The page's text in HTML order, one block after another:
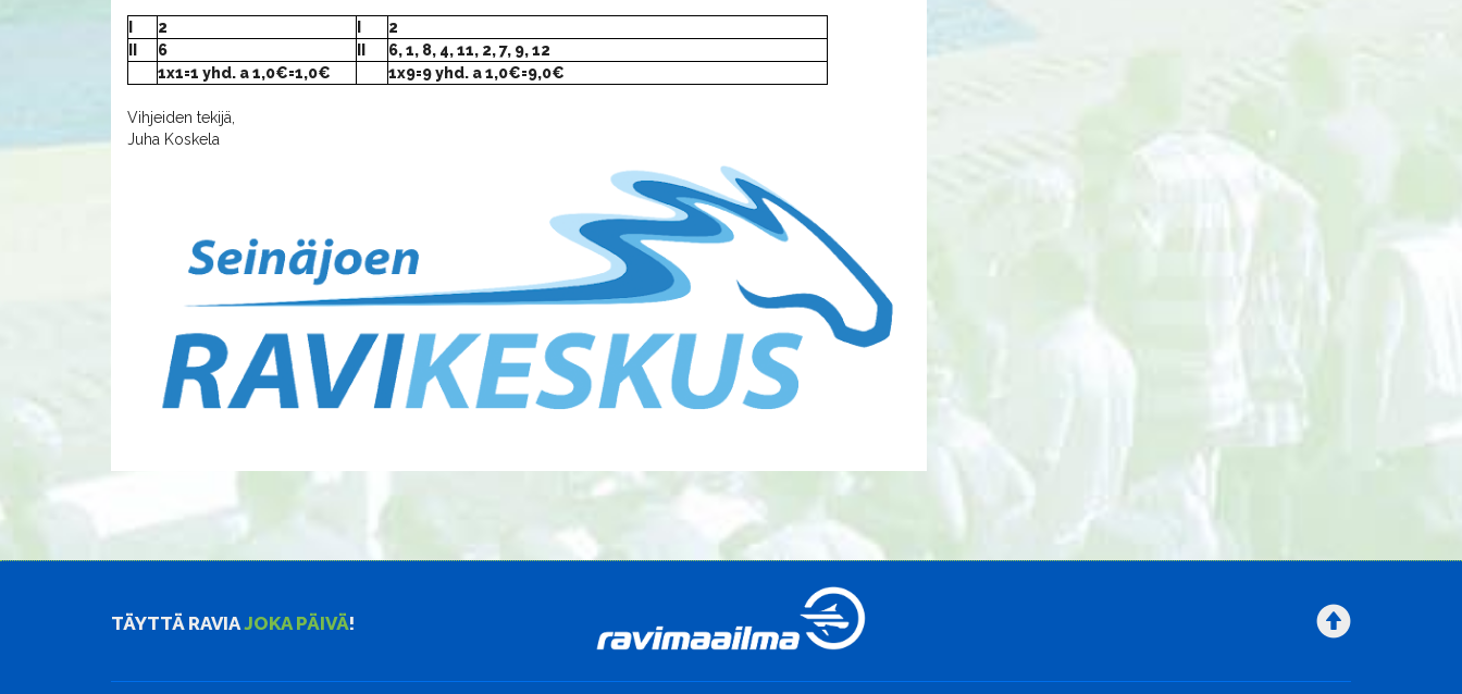
2
2
6
6, 1, 8, 4, 11, 2, 7, 9, 12
1x1=1 yhd. a 1,0€=1,0€
1x9=9 yhd. a 1,0€=9,0€
Vihjeiden tekijä,
Juha Koskela
TÄYTTÄ RAVIAJOKA PÄIVÄ!